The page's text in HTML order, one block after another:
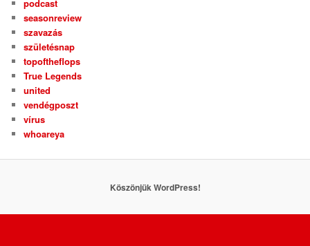
podcast
seasonreview
szavazás
születésnap
topoftheflops
True Legends
united
vendégposzt
vírus
whoareya
Köszönjük WordPress!